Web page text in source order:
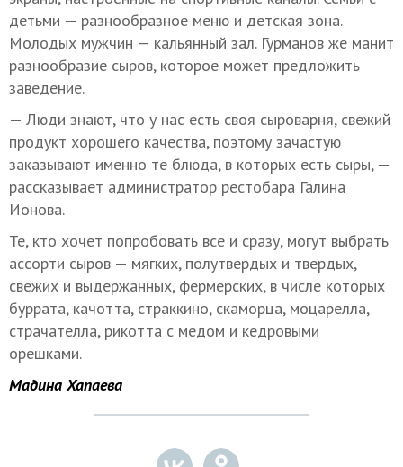
детьми — разнообразное меню и детская зона.
Молодых мужчин — кальянный зал. Гурманов же манит
разнообразие сыров, которое может предложить
заведение.
— Люди знают, что у нас есть своя сыроварня, свежий
продукт хорошего качества, поэтому зачастую
заказывают именно те блюда, в которых есть сыры, —
рассказывает администратор рестобара Галина
Ионова.
Те, кто хочет попробовать все и сразу, могут выбрать
ассорти сыров — мягких, полутвердых и твердых,
свежих и выдержанных, фермерских, в числе которых
буррата, качотта, страккино, скаморца, моцарелла,
страчателла, рикотта с медом и кедровыми
орешками.
Мадина Хапаева